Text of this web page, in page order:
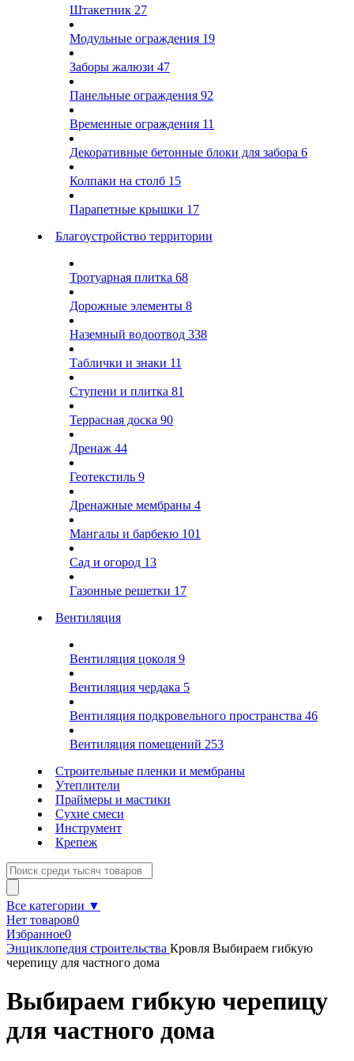
Штакетник 27
Модульные ограждения 19
Заборы жалюзи 47
Панельные ограждения 92
Временные ограждения 11
Декоративные бетонные блоки для забора 6
Колпаки на столб 15
Парапетные крышки 17
Благоустройство территории
Тротуарная плитка 68
Дорожные элементы 8
Наземный водоотвод 338
Таблички и знаки 11
Ступени и плитка 81
Террасная доска 90
Дренаж 44
Геотекстиль 9
Дренажные мембраны 4
Мангалы и барбекю 101
Сад и огород 13
Газонные решетки 17
Вентиляция
Вентиляция цоколя 9
Вентиляция чердака 5
Вентиляция подкровельного пространства 46
Вентиляция помещений 253
Строительные пленки и мембраны
Утеплители
Праймеры и мастики
Сухие смеси
Инструмент
Крепеж
Все категории ▼
Нет товаров0
Избранное0
Энциклопедия строительства Кровля Выбираем гибкую
черепицу для частного дома
Выбираем гибкую черепицу
для частного дома